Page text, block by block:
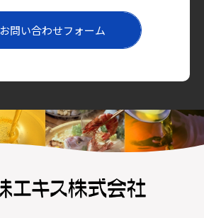
お問い合わせフォーム